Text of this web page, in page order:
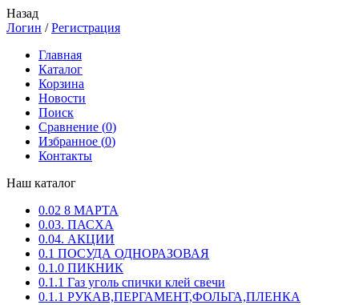
Назад
Логин /Регистрация
Главная
Каталог
Корзина
Новости
Поиск
Сравнение (0)
Избранное (0)
Контакты
Наш каталог
0.02 8 МАРТА
0.03. ПАСХА
0.04. АКЦИИ
0.1 ПОСУДА ОДНОРАЗОВАЯ
0.1.0 ПИКНИК
0.1.1 Газ уголь спички клей свечи
0.1.1 РУКАВ,ПЕРГАМЕНТ,ФОЛЬГА,ПЛЕНКА